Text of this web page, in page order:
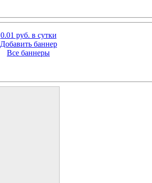
0.01 руб. в сутки
Добавить баннер
Все баннеры